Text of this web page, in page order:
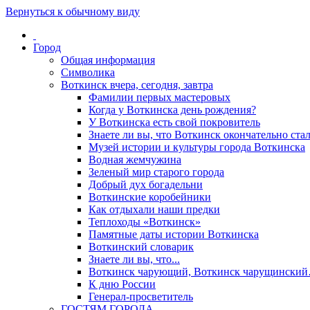
Вернуться к обычному виду
Город
Общая информация
Символика
Воткинск вчера, сегодня, завтра
Фамилии первых мастеровых
Когда у Воткинска день рождения?
У Воткинска есть свой покровитель
Знаете ли вы, что Воткинск окончательно
Музей истории и культуры города Воткинска
Водная жемчужина
Зеленый мир старого города
Добрый дух богадельни
Воткинские коробейники
Как отдыхали наши предки
Теплоходы «Воткинск»
Памятные даты истории Воткинска
Воткинский словарик
Знаете ли вы, что...
Воткинск чарующий, Воткинск
К дню России
Генерал-просветитель